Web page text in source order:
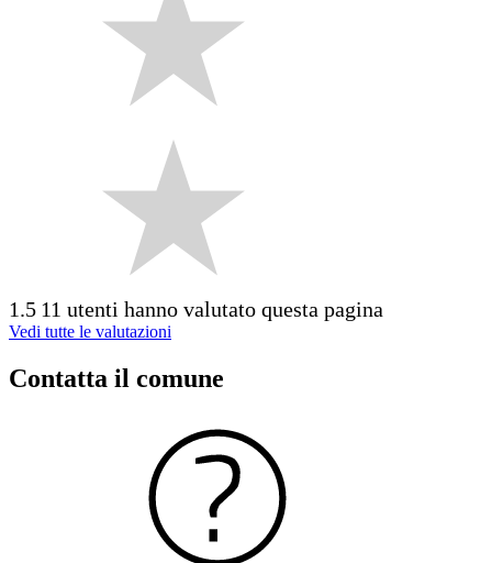
1.5 11 utenti hanno valutato questa pagina
Vedi tutte le valutazioni
Contatta il comune